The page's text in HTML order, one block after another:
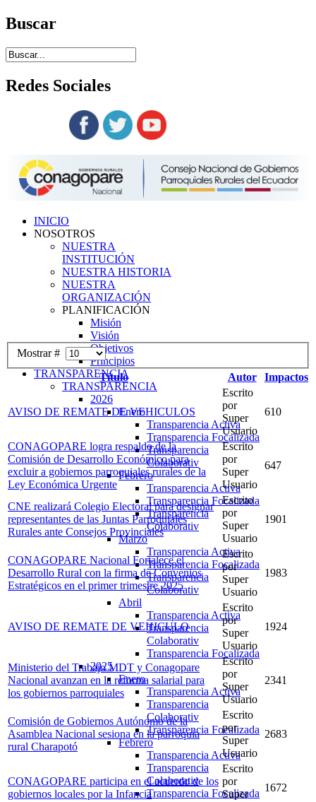
Buscar
Redes Sociales
INICIO
NOSOTROS
NUESTRA
INSTITUCIÓN
NUESTRA HISTORIA
NUESTRA
ORGANIZACIÓN
PLANIFICACIÓN
Misión
Visión
Objetivos
Principios
TRANSPARENCIA
TRANSPARENCIA
2026
Enero
Transparencia Activa
Transparencia Focalizada
Transparencia
Colaborativ
Febrero
Transparencia Activa
Transparencia Focalizada
Transparencia
Colaborativ
Marzo
Transparencia Activa
Transparencia Focalizada
Transparencia
Colaborativ
Abril
Transparencia Activa
Transparencia
Colaborativ
Transparencia Focalizada
2025
Enero
Transparencia Activa
Transparencia
Colaborativ
Transparencia Focalizada
Febrero
Transparencia Activa
Transparencia
Colaborativ
Transparencia Focalizada
Mostrar #
Título
Autor Impactos
AVISO DE REMATE DE VEHICULOS
Escrito
por
Super
Usuario
610
CONAGOPARE logra respaldo de la
Comisión de Desarrollo Económico para
excluir a gobiernos parroquiales rurales de la
Ley Económica Urgente
Escrito
por
Super
Usuario
647
CNE realizará Colegio Electoral para designar
representantes de las Juntas Parroquiales
Rurales ante Consejos Provinciales
Escrito
por
Super
Usuario
1901
CONAGOPARE Nacional Fortalece el
Desarrollo Rural con la firma de Convenios
Estratégicos en el primer trimestre 2025
Escrito
por
Super
Usuario
1983
AVISO DE REMATE DE VEHICULO
Escrito
por
Super
Usuario
1924
Ministerio del Trabajo MDT y Conagopare
Nacional avanzan en la reforma salarial para
los gobiernos parroquiales
Escrito
por
Super
Usuario
2341
Comisión de Gobiernos Autónomo de la
Asamblea Nacional sesiona en la parroquia
rural Charapotó
Escrito
por
Super
Usuario
2683
CONAGOPARE participa en el acuerdo de los
gobiernos locales por la Infancia
Escrito
por
Super
1672